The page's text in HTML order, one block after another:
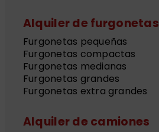
Alquiler de furgonetas
Furgonetas pequeñas
Furgonetas compactas
Furgonetas medianas
Furgonetas grandes
Furgonetas extra grandes
Alquiler de camiones